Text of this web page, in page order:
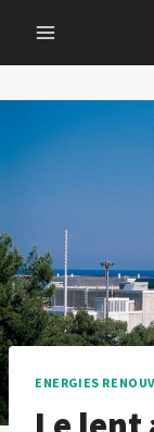
content
ENERGIES